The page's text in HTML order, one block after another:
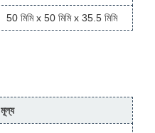
50 মিমি x 50 মিমি x 35.5 মিমি
মূল্য